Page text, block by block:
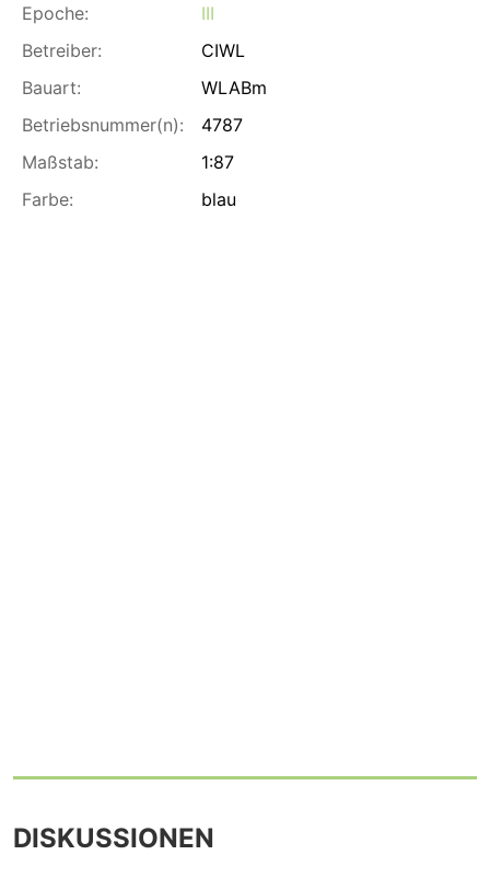
Epoche:
III
Betreiber:
CIWL
Bauart:
WLABm
Betriebsnummer(n):
4787
Maßstab:
1:87
Farbe:
blau
DISKUSSIONEN